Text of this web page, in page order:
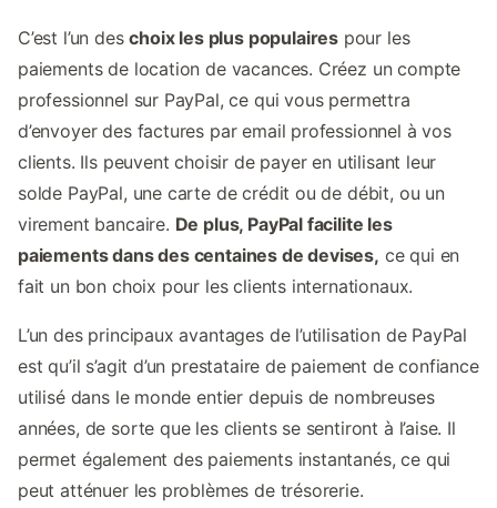
C’est l’un deschoix les plus populairespour les
paiements de location de vacances. Créez un compte
professionnel sur PayPal, ce qui vous permettra
d’envoyer des factures par email professionnel à vos
clients. Ils peuvent choisir de payer en utilisant leur
solde PayPal, une carte de crédit ou de débit, ou un
virement bancaire. De plus, PayPal facilite les
paiements dans des centaines de devises, ce qui en
fait un bon choix pour les clients internationaux.
L’un des principaux avantages de l’utilisation de PayPal
est qu’il s’agit d’un prestataire de paiement de confiance
utilisé dans le monde entier depuis de nombreuses
années, de sorte que les clients se sentiront à l’aise. Il
permet également des paiements instantanés, ce qui
peut atténuer les problèmes de trésorerie.